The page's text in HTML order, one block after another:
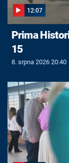
12:07
Prima
15
8. srpna 2026 20:40